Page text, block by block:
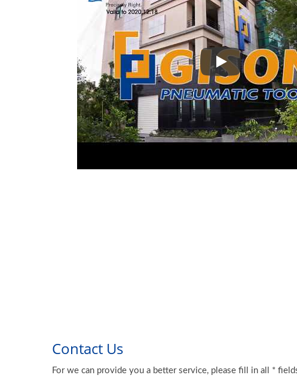
Prix & certificats